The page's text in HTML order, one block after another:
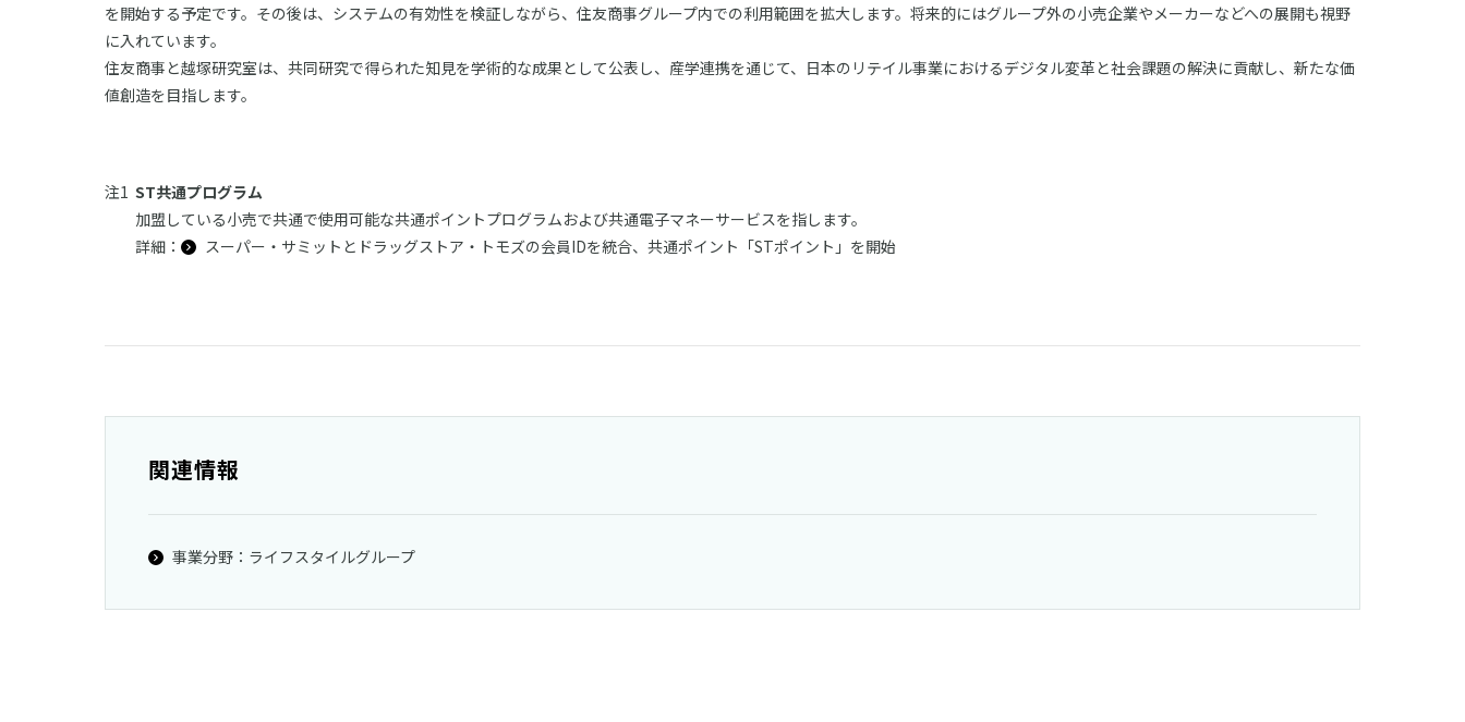
を開始する予定です。その後は、システムの有効性を検証しながら、住友商事グループ内での利用範囲を拡大します。将来的にはグループ外の小売企業やメーカーなどへの展開も視野
に入れています。
住友商事と越塚研究室は、共同研究で得られた知見を学術的な成果として公表し、産学連携を通じて、日本のリテイル事業におけるデジタル変革と社会課題の解決に貢献し、新たな価
値創造を目指します。
ST共通プログラム
加盟している小売で共通で使用可能な共通ポイントプログラムおよび共通電子マネーサービスを指します。
詳細：
スーパー・サミットとドラッグストア・トモズの会員IDを統合、共通ポイント「STポイント」を開始
関連情報
事業分野：ライフスタイルグループ